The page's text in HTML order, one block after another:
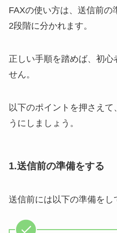
FAXの使い方は、送信前の
2段階に分かれます。
正しい手順を踏めば、初心
せん。
以下のポイントを押さえて
うにしましょう。
1.送信前の準備をする
送信前には以下の準備をし